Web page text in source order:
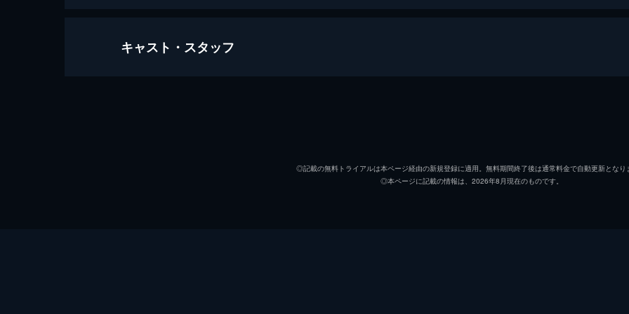
リゾートバイト
キャスト・スタッフ
華村希美
◎記載の無料トライアルは本ページ経由の新規登録に適用。無料期間終了後は通常料金で自動更新となり
◎本ページに記載の情報は、2026年8月現在のものです。